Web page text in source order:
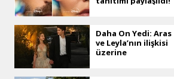
Daha On Yedi: Aras
ve Leyla’nın ilişkisi
üzerine